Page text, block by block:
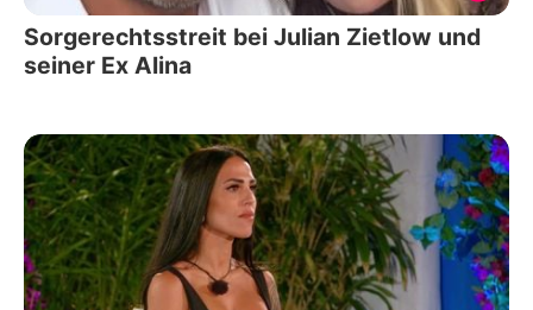
Sorgerechtsstreit bei Julian Zietlow und
seiner Ex Alina